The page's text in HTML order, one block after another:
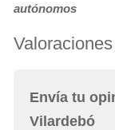
autónomos
Envía tu
Vilardebó